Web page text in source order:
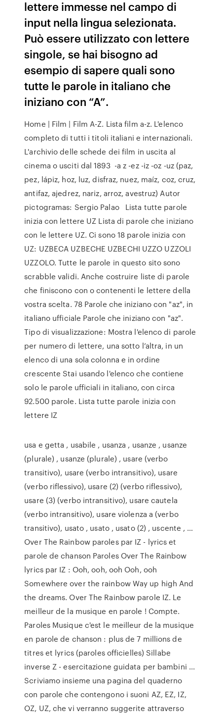
lettere immesse nel campo di
input nella lingua selezionata.
Può essere utilizzato con lettere
singole, se hai bisogno ad
esempio di sapere quali sono
tutte le parole in italiano che
iniziano con “A”.
Home | Film | Film A-Z. Lista film a-z. L'elenco
completo di tutti i titoli italiani e internazionali.
L'archivio delle schede dei film in uscita al
cinema o usciti dal 1893 -a z -ez -iz -oz -uz (paz,
pez, lápiz, hoz, luz, disfraz, nuez, maíz, coz, cruz,
antifaz, ajedrez, nariz, arroz, avestruz) Autor
pictogramas: Sergio Palao Lista tutte parole
inizia con lettere UZ Lista di parole che iniziano
con le lettere UZ. Ci sono 18 parole inizia con
UZ: UZBECA UZBECHE UZBECHI UZZO UZZOLI
UZZOLO. Tutte le parole in questo sito sono
scrabble validi. Anche costruire liste di parole
che finiscono con o contenenti le lettere della
vostra scelta. 78 Parole che iniziano con "az", in
italiano ufficiale Parole che iniziano con "az".
Tipo di visualizzazione: Mostra l'elenco di parole
per numero di lettere, una sotto l’altra, in un
elenco di una sola colonna e in ordine
crescente Stai usando l'elenco che contiene
solo le parole ufficiali in italiano, con circa
92.500 parole. Lista tutte parole inizia con
lettere IZ
usa e getta , usabile , usanza , usanze , usanze
(plurale) , usanze (plurale) , usare (verbo
transitivo), usare (verbo intransitivo), usare
(verbo riflessivo), usare (2) (verbo riflessivo),
usare (3) (verbo intransitivo), usare cautela
(verbo intransitivo), usare violenza a (verbo
transitivo), usato , usato , usato (2) , uscente , …
Over The Rainbow paroles par IZ - lyrics et
parole de chanson Paroles Over The Rainbow
lyrics par IZ : Ooh, ooh, ooh Ooh, ooh
Somewhere over the rainbow Way up high And
the dreams. Over The Rainbow parole IZ. Le
meilleur de la musique en parole ! Compte.
Paroles Musique c'est le meilleur de la musique
en parole de chanson : plus de 7 millions de
titres et lyrics (paroles officielles) Sillabe
inverse Z - esercitazione guidata per bambini ...
Scriviamo insieme una pagina del quaderno
con parole che contengono i suoni AZ, EZ, IZ,
OZ, UZ, che vi verranno suggerite attraverso